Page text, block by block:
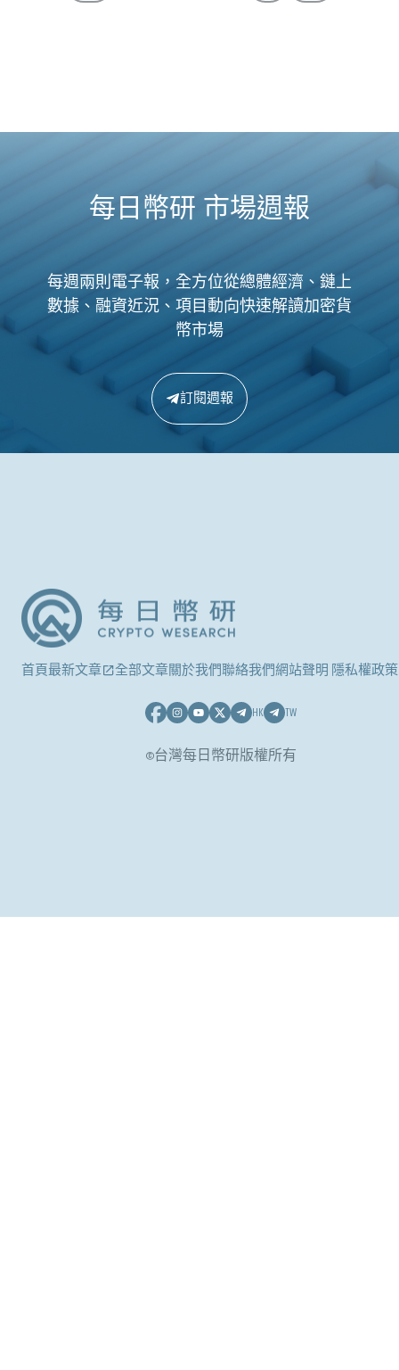
每日幣研 市場週報
每週兩則電子報，全方位從總體經濟、鏈上
數據、融資近況、項目動向快速解讀加密貨
幣市場
訂閱週報
首頁最新文章 全部文章關於我們聯絡我們網站聲明 隱私權政策
HK TW
©台灣每日幣研版權所有